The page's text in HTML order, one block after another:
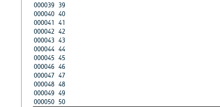
000039 39
000040 40
000041 41
000042 42
000043 43
000044 44
000045 45
000046 46
000047 47
000048 48
000049 49
000050 50